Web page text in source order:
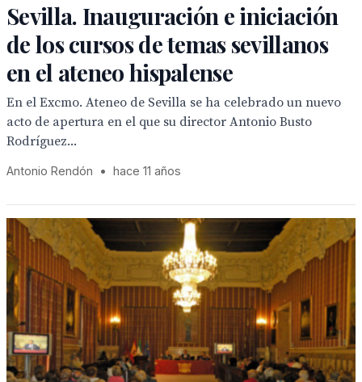
Sevilla. Inauguración e iniciación
de los cursos de temas sevillanos
en el ateneo hispalense
En el Excmo. Ateneo de Sevilla se ha celebrado un nuevo
acto de apertura en el que su director Antonio Busto
Rodríguez...
Antonio Rendón • hace 11 años